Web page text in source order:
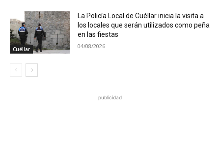
Cuéllar
La Policía Local de Cuéllar inicia la visita a
los locales que serán utilizados como peña
en las fiestas
04/08/2026
publicidad